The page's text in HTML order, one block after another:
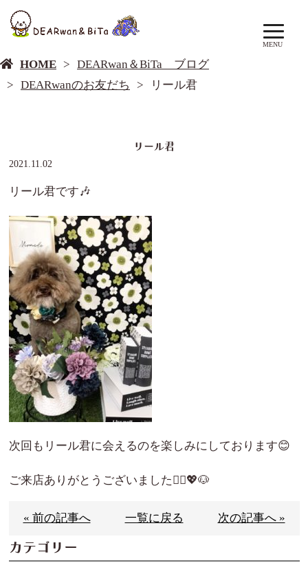
MENU
HOME
DEARwan＆BiTa ブログ
DEARwanのお友だち
リール君
リール君
2021.11.02
リール君です🎶
次回もリール君に会えるのを楽しみにしております😊
ご来店ありがとうございました🙇‍♀️💖🐶
« 前の記事へ 一覧に戻る 次の記事へ »
カテゴリー